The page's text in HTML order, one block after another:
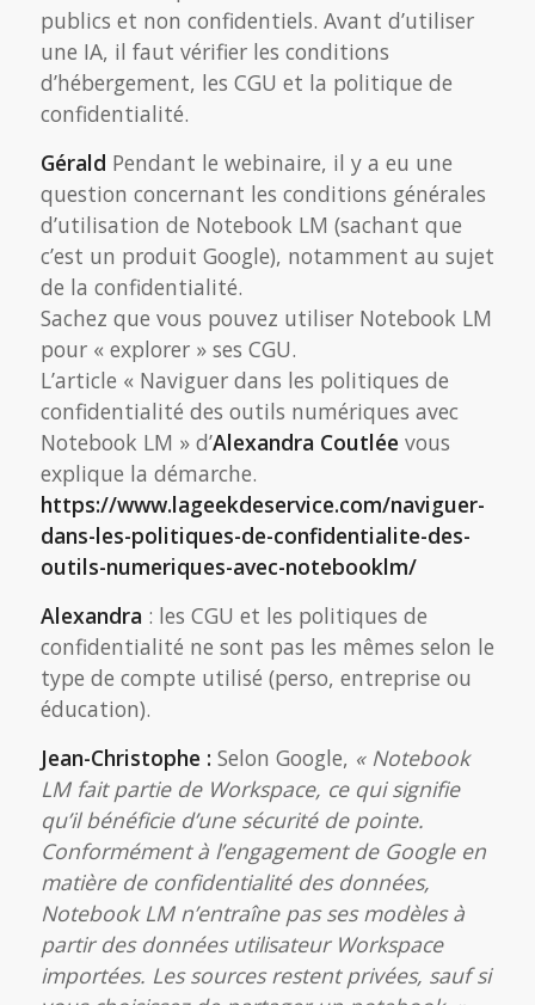
publics et non confidentiels. Avant d’utiliser
une IA, il faut vérifier les conditions
d’hébergement, les CGU et la politique de
confidentialité.
Gérald Pendant le webinaire, il y a eu une
question concernant les conditions générales
d’utilisation de Notebook LM (sachant que
c’est un produit Google), notamment au sujet
de la confidentialité.
Sachez que vous pouvez utiliser Notebook LM
pour « explorer » ses CGU.
L’article « Naviguer dans les politiques de
confidentialité des outils numériques avec
Notebook LM » d’Alexandra Coutlée vous
explique la démarche.
https://www.lageekdeservice.com/naviguer-
dans-les-politiques-de-confidentialite-des-
outils-numeriques-avec-notebooklm/
Alexandra : les CGU et les politiques de
confidentialité ne sont pas les mêmes selon le
type de compte utilisé (perso, entreprise ou
éducation).
Jean-Christophe : Selon Google, « Notebook
LM fait partie de Workspace, ce qui signifie
qu’il bénéficie d’une sécurité de pointe.
Conformément à l’engagement de Google en
matière de confidentialité des données,
Notebook LM n’entraîne pas ses modèles à
partir des données utilisateur Workspace
importées. Les sources restent privées, sauf si